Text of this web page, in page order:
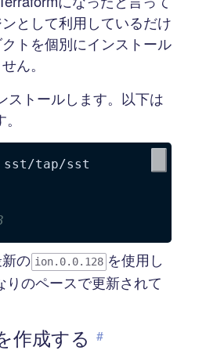
として利用しているだけ
トを個別にインストール
ん。
ストールします。以下は
sst/tap/sst
の ion.0.0.128 を使用し
りのペースで更新されて
作成する #